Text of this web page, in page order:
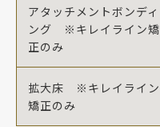
アタッチメントボンディ
ング ※キレイライン矯
正のみ
拡大床 ※キレイライン
矯正のみ